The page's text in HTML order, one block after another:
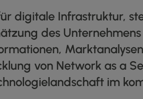
digitale Infrastruktur,
des
von Network as a
im